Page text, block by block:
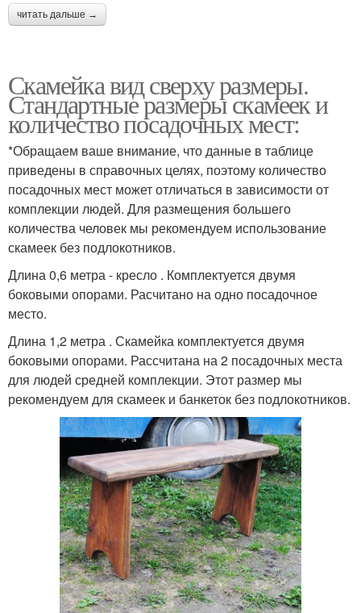
читать дальше →
Скамейка вид сверху размеры.
Стандартные размеры скамеек и
количество посадочных мест:
*Обращаем ваше внимание, что данные в таблице
приведены в справочных целях, поэтому количество
посадочных мест может отличаться в зависимости от
комплекции людей. Для размещения большего
количества человек мы рекомендуем использование
скамеек без подлокотников.
Длина 0,6 метра - кресло . Комплектуется двумя
боковыми опорами. Расчитано на одно посадочное
место.
Длина 1,2 метра . Скамейка комплектуется двумя
боковыми опорами. Рассчитана на 2 посадочных места
для людей средней комплекции. Этот размер мы
рекомендуем для скамеек и банкеток без подлокотников.